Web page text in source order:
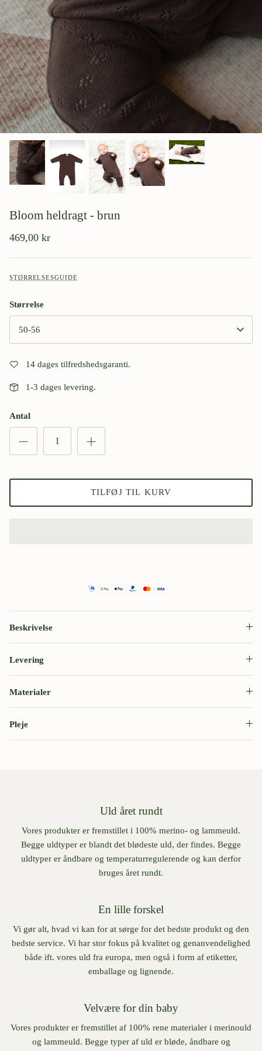
Bloom heldragt - brun
469,00 kr
STØRRELSESGUIDE
Størrelse
50-56
14 dages tilfredshedsgaranti.
1-3 dages levering.
Antal
TILFØJ TIL KURV
Beskrivelse
Levering
Materialer
Pleje
Uld året rundt
Vores produkter er fremstillet i 100% merino- og lammeuld.
Begge uldtyper er blandt det blødeste uld, der findes. Begge
uldtyper er åndbare og temperaturregulerende og kan derfor
bruges året rundt.
En lille forskel
Vi gør alt, hvad vi kan for at sørge for det bedste produkt og den
bedste service. Vi har stor fokus på kvalitet og genanvendelighed
både ift. vores uld fra europa, men også i form af etiketter,
emballage og lignende.
Velvære for din baby
Vores produkter er fremstillet af 100% rene materialer i merinould
og lammeuld. Begge typer af uld er bløde, åndbare og